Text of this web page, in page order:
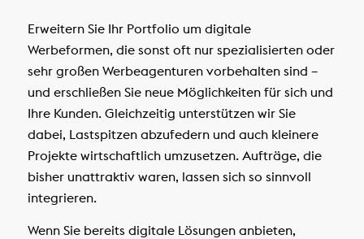
Erweitern Sie Ihr Portfolio um digitale
Werbeformen, die sonst oft nur spezialisierten oder
sehr großen Werbeagenturen vorbehalten sind –
und erschließen Sie neue Möglichkeiten für sich und
Ihre Kunden. Gleichzeitig unterstützen wir Sie
dabei, Lastspitzen abzufedern und auch kleinere
Projekte wirtschaftlich umzusetzen. Aufträge, die
bisher unattraktiv waren, lassen sich so sinnvoll
integrieren.
Wenn Sie bereits digitale Lösungen anbieten,